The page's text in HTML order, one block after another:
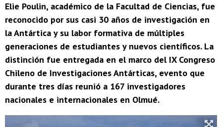
Elie Poulin, académico de la Facultad de Ciencias, fue
reconocido por sus casi 30 años de investigación en
la Antártica y su labor formativa de múltiples
generaciones de estudiantes y nuevos científicos. La
distinción fue entregada en el marco del IX Congreso
Chileno de Investigaciones Antárticas, evento que
durante tres días reunió a 167 investigadores
nacionales e internacionales en Olmué.